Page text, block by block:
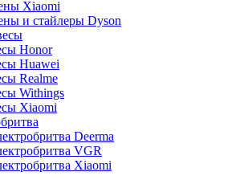
Xiaomi
и стайлеры Dyson
Honor
Huawei
Realme
Withings
Xiaomi
Deerma
VGR
Xiaomi